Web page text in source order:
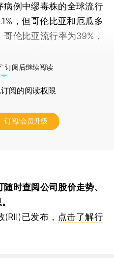
例中缪毒株的全球流行
，但哥伦比亚和厄瓜多
伦比亚流行率为39%，
订阅后继续阅读
阅的阅读权限
订阅/会员升级
随时查阅公司股价走势、
已发布， 点击了解行